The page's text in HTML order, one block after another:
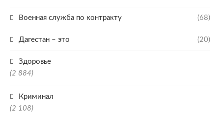
Военная служба по контракту (68)
Дагестан – это (20)
Здоровье
(2 884)
Криминал
(2 108)